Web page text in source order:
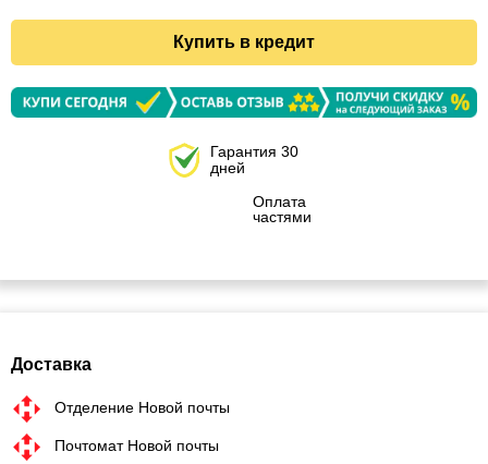
Купить в кредит
Гарантия 30
дней
Оплата
частями
Доставка
Отделение Новой почты
Почтомат Новой почты